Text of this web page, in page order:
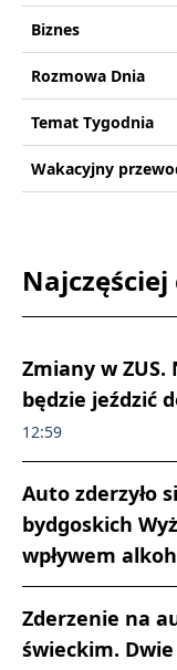
Biznes
Rozmowa Dnia
Temat Tygodnia
Wakacyjny
Zmiany w
będzie jeździć
12:59
Auto zderzyło
bydgoskich
wpływem
Zderzenie na
świeckim.